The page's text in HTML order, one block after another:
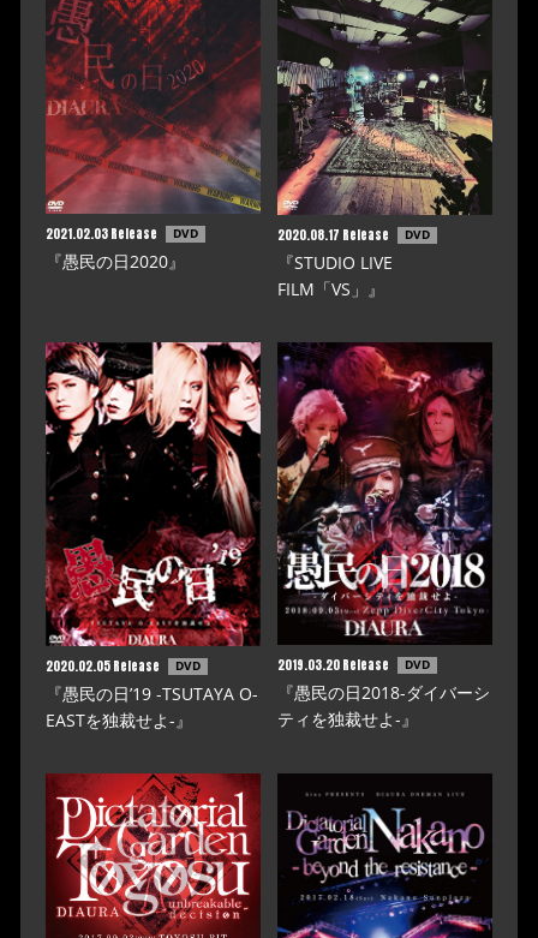
2021.02.03 Release DVD
『愚民の日2020』
2020.08.17 Release DVD
『STUDIO LIVE
FILM「VS」』
2020.02.05 Release DVD
『愚民の日’19 -TSUTAYA O-
EASTを独裁せよ-』
2019.03.20 Release DVD
『愚民の日2018-ダイバーシ
ティを独裁せよ-』